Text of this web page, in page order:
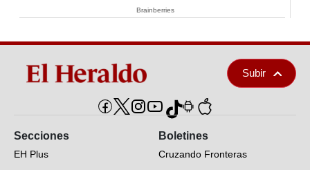
Brainberries
Subir
Secciones
EH Plus
Boletines
Cruzando Fronteras